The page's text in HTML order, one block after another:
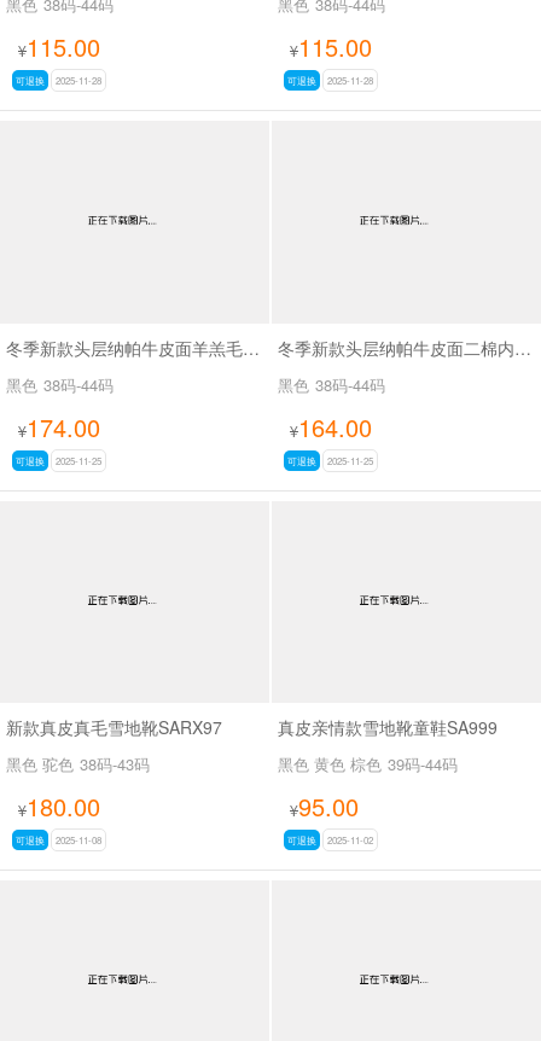
黑色 38码-44码
¥115.00
可退换 2025-11-28
黑色 38码-44码
¥115.00
可退换 2025-11-28
冬季新款头层纳帕牛皮面羊羔毛皮毛一体内里休闲马丁靴SA6608
黑色 38码-44码
¥174.00
可退换 2025-11-25
冬季新款头层纳帕牛皮面二棉内里休闲马丁靴SA111
黑色 38码-44码
¥164.00
可退换 2025-11-25
新款真皮真毛雪地靴SARX97
黑色 驼色 38码-43码
¥180.00
可退换 2025-11-08
真皮亲情款雪地靴童鞋SA999
黑色 黄色 棕色 39码-44码
¥95.00
可退换 2025-11-02